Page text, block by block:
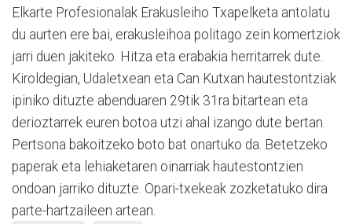
Elkarte Profesionalak Erakusleiho Txapelketa antolatu
du aurten ere bai, erakusleihoa politago zein komertziok
jarri duen jakiteko. Hitza eta erabakia herritarrek dute.
Kiroldegian, Udaletxean eta Can Kutxan hautestontziak
ipiniko dituzte abenduaren 29tik 31ra bitartean eta
derioztarrek euren botoa utzi ahal izango dute bertan.
Pertsona bakoitzeko boto bat onartuko da. Betetzeko
paperak eta lehiaketaren oinarriak hautestontzien
ondoan jarriko dituzte. Opari-txekeak zozketatuko dira
parte-hartzaileen artean.